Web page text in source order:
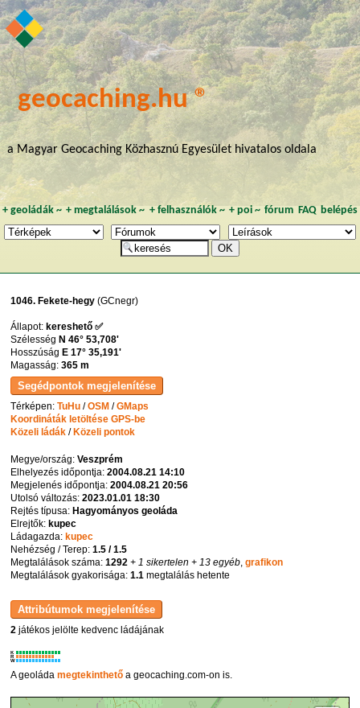
geocaching.hu ®
a Magyar Geocaching Közhasznú Egyesület hivatalos oldala
+ geoládák~ +megtalálások ~ + felhasználók~ + poi~ fórum FAQ belépés
1046. Fekete-hegy (GCnegr)
Állapot:kereshető ✅
SzélességN 46° 53,708'
HosszúságE 17° 35,191'
Magasság:365 m
Térképen:TuHu /OSM /GMaps
Koordináták letöltése GPS-be
Közeli ládák /Közeli pontok
Megye/ország:Veszprém
Elhelyezés időpontja:2004.08.21 14:10
Megjelenés időpontja:2004.08.21 20:56
Utolsó változás:2023.01.01 18:30
Rejtés típusa:Hagyományos geoláda
Elrejtők:kupec
Ládagazda:kupec
Nehézség / Terep:1.5 / 1.5
Megtalálások száma:1292 + 1 sikertelen + 13 egyéb,grafikon
Megtalálások gyakorisága:1.1 megtalálás hetente
2 játékos jelölte kedvenc ládájának
K
R
W
A geoládamegtekinthető a geocaching.com-on is.